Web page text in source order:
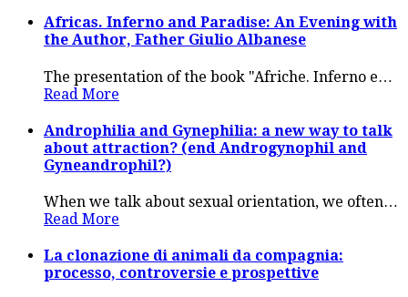
Africas. Inferno and Paradise: An Evening with
the Author, Father Giulio Albanese
The presentation of the book "Afriche. Inferno e…
Read More
Androphilia and Gynephilia: a new way to talk
about attraction? (end Androgynophil and
Gyneandrophil?)
When we talk about sexual orientation, we often…
Read More
La clonazione di animali da compagnia:
processo, controversie e prospettive